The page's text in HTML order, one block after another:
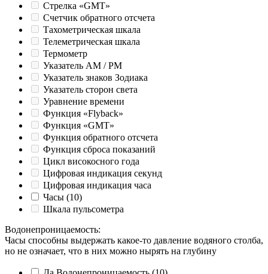
Стрелка «GMT»
Счетчик обратного отсчета
Тахометрическая шкала
Телеметрическая шкала
Термометр
Указатель AM / PM
Указатель знаков Зодиака
Указатель сторон света
Уравнение времени
Функция «Flyback»
Функция «GMT»
Функция обратного отсчета
Функция сброса показаний
Цикл високосного года
Цифровая индикация секунд
Цифровая индикация часа
Часы (10)
Шкала пульсометра
Водонепроницаемость:
Часы способны выдержать какое-то давление водяного столба,
но не означает, что в них можно нырять на глубину